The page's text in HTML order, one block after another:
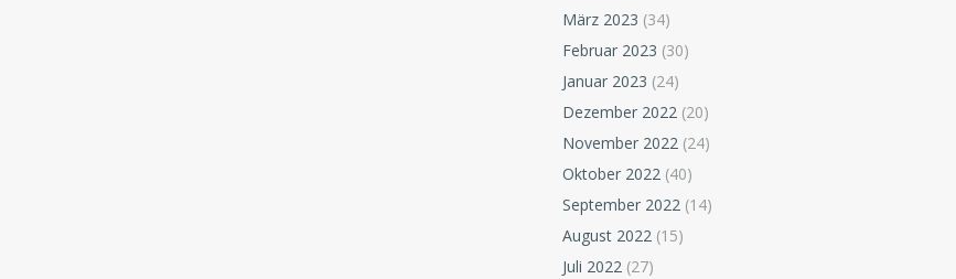
März 2023 (34)
Februar 2023 (30)
Januar 2023 (24)
Dezember 2022 (20)
November 2022 (24)
Oktober 2022 (40)
September 2022 (14)
August 2022 (15)
Juli 2022 (27)